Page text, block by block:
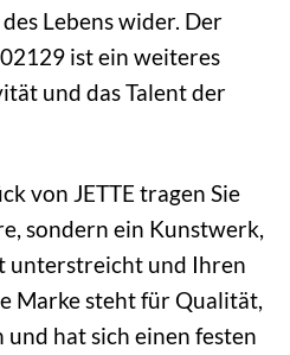
Lebens wider. Der
ist ein weiteres
und das Talent der
von JETTE tragen Sie
sondern ein Kunstwerk,
unterstreicht und Ihren
Marke steht für Qualität,
hat sich einen festen